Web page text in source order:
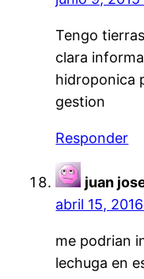
Tengo
clara
hidroponica
gestion
Responder
juan
abril 15,
me podrian
lechuga en